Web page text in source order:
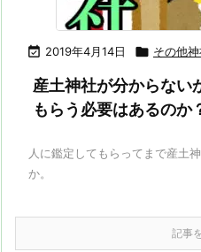
 2019年4月14日  その他
産土神社が分からない
もらう必要はあるのか
人に鑑定してもらってまで産土
か。
記事